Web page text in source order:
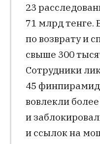
23
71 млрд тенге.
по возврату и
свыше 300
Сотрудники
45
вовлекли
и
и ссылок на